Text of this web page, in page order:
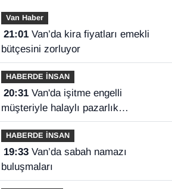
Van Haber
21:01Van’da kira fiyatları emekli
bütçesini zorluyor
HABERDE İNSAN
20:31Van'da işitme engelli
müşteriyle halaylı pazarlık
gülümsetti
HABERDE İNSAN
19:33Van’da sabah namazı
buluşmaları